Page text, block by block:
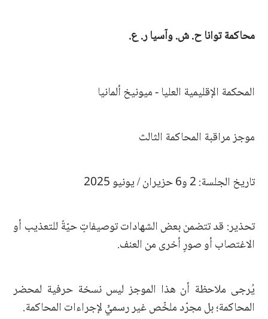
محاكمة توانا ح. ش. وآسيا ر. ع.
المحكمة الإقليمية العليا - ميونيخ ألمانيا
موجز مراقبة المحاكمة الثالث
تاريخ الجلسة: 2 و6 حزيران / يونيو 2025
تحذير: قد تتضمن بعض الشهادات توصيفاتٍ حيّةً للتعذيب أو
الاغتصاب أو صورٍ أخرى من العنف.
يُرجى ملاحظة أن هذا الموجز ليس نسخة حرفية لمحضر
المحاكمة؛ بل مجرّد ملخّص غير رسميٍّ لإجراءات المحاكمة.